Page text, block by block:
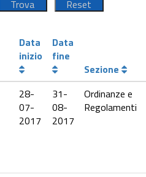
Data
inizio
Data
fine
Sezione
28-
07-
2017
31-
08-
2017
Ordinanze e
Regolamenti